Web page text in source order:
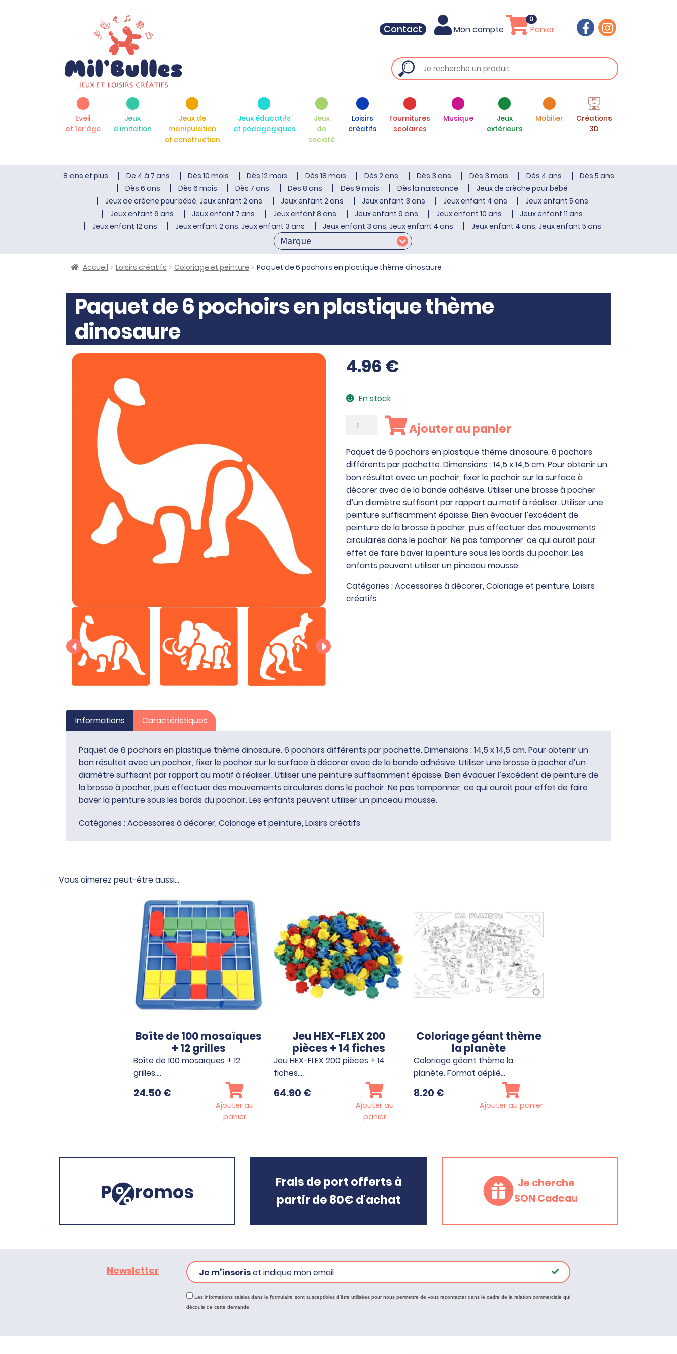
Contact Mon compte Panier
0
Eveil
et 1er âge
Jeux
d’imitation
Jeux de
manipulation
et construction
Jeux éducatifs
et pédagogiques
Jeux
de
société
Loisirs
créatifs
Fournitures
scolaires
Musique
Jeux
extérieurs
Mobilier
Créations
3D
8 ans et plus De 4 à 7 ans Dès 10 mois Dès 12 mois Dès 18 mois Dès 2 ans Dès 3 ans Dès 3 mois Dès 4 ans
Dès 5 ans
Dès 6 ans
Dès 6 mois Dès 7 ans Dès 8 ans Dès 9 mois Dès la naissance
Jeux de crèche pour bébé
Jeux de crèche pour bébé, Jeux enfant 2 ans
Jeux enfant 2 ans Jeux enfant 3 ans Jeux enfant 4 ans
Jeux enfant 5 ans
Jeux enfant 6 ans
Jeux enfant 7 ans Jeux enfant 8 ans Jeux enfant 9 ans Jeux enfant 10 ans
Jeux enfant 11 ans
Jeux enfant 12 ans
Jeux enfant 2 ans, Jeux enfant 3 ans Jeux enfant 3 ans, Jeux enfant 4 ans Jeux enfant 4 ans, Jeux enfant 5 ans
Accueil Loisirs créatifs Coloriage et peinture Paquet de 6 pochoirs en plastique thème dinosaure
Paquet de 6 pochoirs en plastique thème
dinosaure
4.96€
En stock
quantité
de
6
pochoirs
en
plastique
thème
dinosaure
Ajouter au panier
Paquet de 6 pochoirs en plastique thème dinosaure. 6 pochoirs
différents par pochette. Dimensions : 14,5 x 14,5 cm. Pour obtenir un
bon résultat avec un pochoir, fixer le pochoir sur la surface à
décorer avec de la bande adhésive. Utiliser une brosse à pocher
d’un diamètre suffisant par rapport au motif à réaliser. Utiliser une
peinture suffisamment épaisse. Bien évacuer l’excédent de
peinture de la brosse à pocher, puis effectuer des mouvements
circulaires dans le pochoir. Ne pas tamponner, ce qui aurait pour
effet de faire baver la peinture sous les bords du pochoir. Les
enfants peuvent utiliser un pinceau mousse.
Catégories :Accessoires à décorer, Coloriage et peinture, Loisirs
créatifs
Informations Caractéristiques
Paquet de 6 pochoirs en plastique thème dinosaure. 6 pochoirs différents par pochette. Dimensions : 14,5 x 14,5 cm. Pour obtenir un
bon résultat avec un pochoir, fixer le pochoir sur la surface à décorer avec de la bande adhésive. Utiliser une brosse à pocher d’un
diamètre suffisant par rapport au motif à réaliser. Utiliser une peinture suffisamment épaisse. Bien évacuer l’excédent de peinture de
la brosse à pocher, puis effectuer des mouvements circulaires dans le pochoir. Ne pas tamponner, ce qui aurait pour effet de faire
baver la peinture sous les bords du pochoir. Les enfants peuvent utiliser un pinceau mousse.
Catégories :Accessoires à décorer, Coloriage et peinture, Loisirs créatifs
Vous aimerez peut-être aussi…
Boîte de 100 mosaïques
+ 12 grilles
Boîte de 100 mosaïques + 12
grilles.…
24.50 €
Ajouter au
panier
Jeu HEX-FLEX 200
pièces + 14 fiches
Jeu HEX-FLEX 200 pièces + 14
fiches.…
64.90 €
Ajouter au
panier
Coloriage géant thème
la planète
Coloriage géant thème la
planète. Format déplié…
8.20 €
Ajouter au panier
P romos
Frais de port offerts à
partir de 80€ d'achat
Je cherche
SON Cadeau
Newsletter Je m’inscriset indique mon email
Les informations saisies dans le formulaire sont susceptibles d'être utilisées pour nous permettre de vous recontacter dans le cadre de la relation commerciale qui
découle de cette demande.